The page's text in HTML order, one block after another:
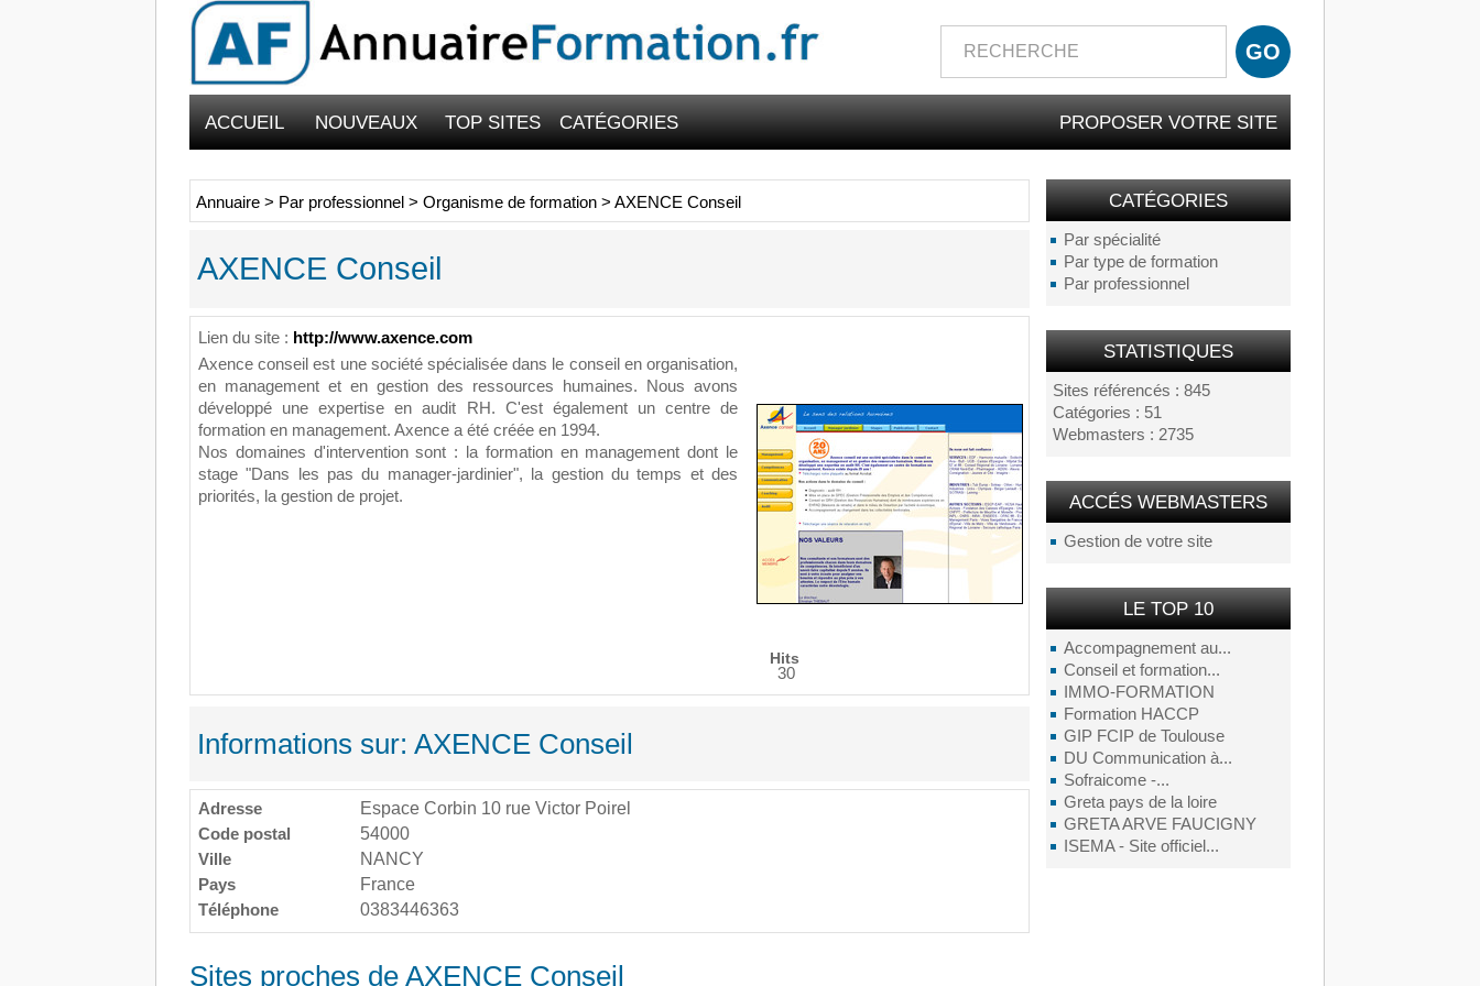
ACCUEIL NOUVEAUX TOP SITES CATÉGORIES PROPOSER VOTRE SITE
CATÉGORIES
Par spécialité
Par type de formation
Par professionnel
STATISTIQUES
Sites référencés : 845
Catégories : 51
Webmasters : 2735
ACCÉS WEBMASTERS
Gestion de votre site
LE TOP 10
Accompagnement au...
Conseil et formation...
IMMO-FORMATION
Formation HACCP
GIP FCIP de Toulouse
DU Communication à...
Sofraicome -...
Greta pays de la loire
GRETA ARVE FAUCIGNY
ISEMA - Site officiel...
Annuaire > Par professionnel > Organisme de formation > AXENCE Conseil
AXENCE Conseil
Lien du site : http://www.axence.com
Axence conseil est une société spécialisée dans le conseil en organisation,
en management et en gestion des ressources humaines. Nous avons
développé une expertise en audit RH. C'est également un centre de
formation en management. Axence a été créée en 1994.
Nos domaines d'intervention sont : la formation en management dont le
stage "Dans les pas du manager-jardinier", la gestion du temps et des
priorités, la gestion de projet.
Hits
30
Informations sur: AXENCE Conseil
Adresse
Espace Corbin 10 rue Victor Poirel
Code postal
54000
Ville
NANCY
Pays
France
Téléphone
0383446363
Sites proches de AXENCE Conseil